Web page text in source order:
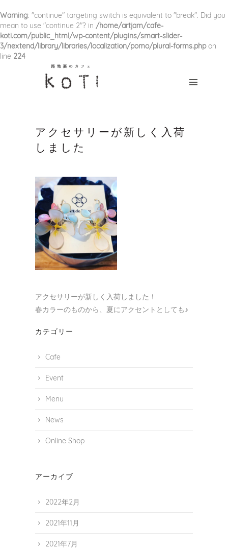
Warning: "continue" targeting switch is equivalent to "break". Did you
mean to use "continue 2"? in /home/artjam/cafe-
koti.com/public_html/wp-content/plugins/smart-slider-
3/nextend/library/libraries/localization/pomo/plural-forms.phpon
line 224
HOME
CONCEPT
MENU
CONTACTアクセサリーが新しく入荷
しました
アクセサリーが新しく入荷しました！
春カラーのものから、夏にアクセントとしても♪
カテゴリー
Cafe
Event
Menu
News
Online Shop
アーカイブ
2022年2月
2021年11月
2021年7月